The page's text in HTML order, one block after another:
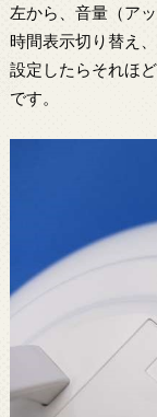
左から、音量（ア
時間表示切り替え
設定したらそれほ
です。